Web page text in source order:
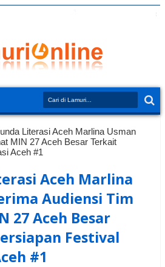
Literasi Aceh Marlina Usman
MIN 27 Aceh Besar Terkait
Aceh #1
Aceh Marlina
Audiensi Tim
27 Aceh Besar
Festival
#1